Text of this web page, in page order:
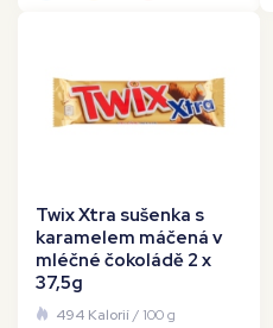
Twix Xtra sušenka s
karamelem máčená v
mléčné čokoládě 2 x
37,5g
494 Kalorií/ 100 g